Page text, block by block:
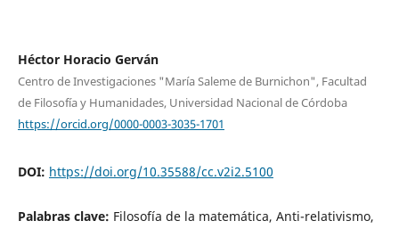
Héctor Horacio Gerván
Centro de Investigaciones "María Saleme de Burnichon", Facultad
de Filosofía y Humanidades, Universidad Nacional de Córdoba
https://orcid.org/0000-0003-3035-1701
DOI: https://doi.org/10.35588/cc.v2i2.5100
Palabras clave: Filosofía de la matemática, Anti-relativismo,